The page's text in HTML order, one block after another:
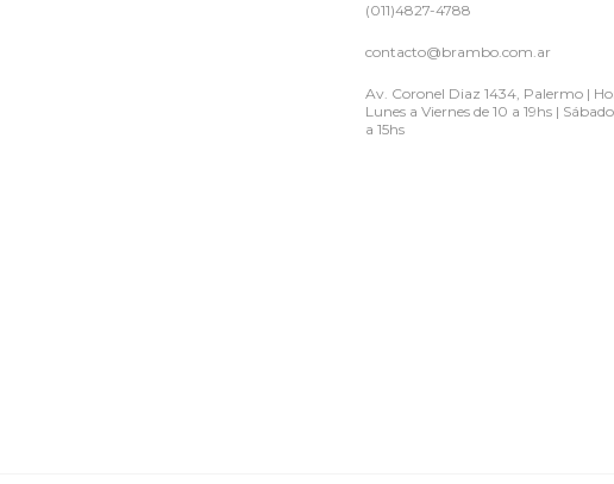
(011)4827-4788
contacto@brambo.com.ar
Av. Coronel Diaz 1434, Palermo |
Lunes a Viernes de 10 a 19hs |
a 15hs